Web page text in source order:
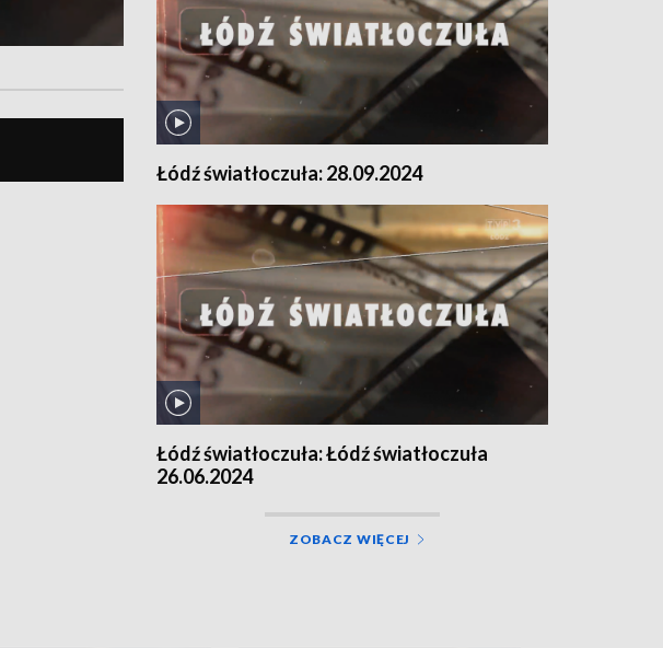
Łódź światłoczuła: 28.09.2024
Łódź światłoczuła: Łódź światłoczuła
26.06.2024
ZOBACZ WIĘCEJ